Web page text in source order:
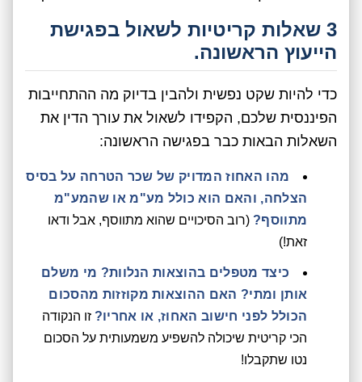
3 שאלות קריטיות לשאול בפגישת
הייעוץ הראשונה.
כדי להיות שקט נפשית ולהבין בדיוק מה ההתחייבות
הפיננסית שלכם, הקפידו לשאול את עורך הדין את
השאלות הבאות כבר בפגישה הראשונה:
מהו האחוז המדויק של שכר הטרחה על בסיס
הצלחה, והאם הוא כולל מע"מ או שהמע"מ
מתווסף? (רוב הסיכויים שהוא מתווסף, אבל ודאו
זאת!)
כיצד מטפלים בהוצאות הנלוות? מי משלם
אותן ומתי? האם ההוצאות מקוזזות מהסכום
הכולל לפני חישוב האחוז, או אחריו? זו הנקודה
הכי קריטית שיכולה להשפיע משמעותית על הסכום
נטו שתקבלו!